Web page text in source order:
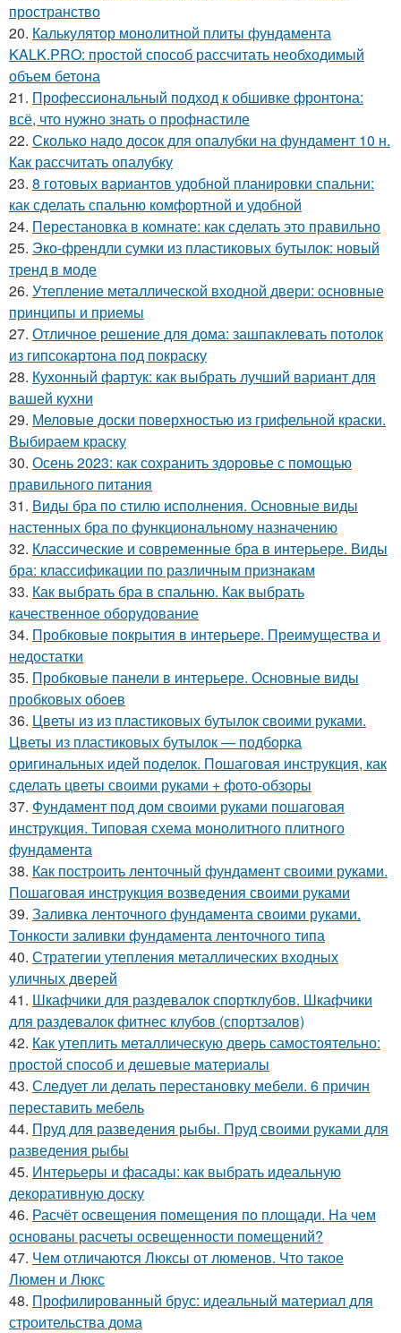
пространство
20. Калькулятор монолитной плиты фундамента
KALK.PRO: простой способ рассчитать необходимый
объем бетона
21. Профессиональный подход к обшивке фронтона:
всё, что нужно знать о профнастиле
22. Сколько надо досок для опалубки на фундамент 10 н.
Как рассчитать опалубку
23. 8 готовых вариантов удобной планировки спальни:
как сделать спальню комфортной и удобной
24. Перестановка в комнате: как сделать это правильно
25. Эко-френдли сумки из пластиковых бутылок: новый
тренд в моде
26. Утепление металлической входной двери: основные
принципы и приемы
27. Отличное решение для дома: зашпаклевать потолок
из гипсокартона под покраску
28. Кухонный фартук: как выбрать лучший вариант для
вашей кухни
29. Меловые доски поверхностью из грифельной краски.
Выбираем краску
30. Осень 2023: как сохранить здоровье с помощью
правильного питания
31. Виды бра по стилю исполнения. Основные виды
настенных бра по функциональному назначению
32. Классические и современные бра в интерьере. Виды
бра: классификации по различным признакам
33. Как выбрать бра в спальню. Как выбрать
качественное оборудование
34. Пробковые покрытия в интерьере. Преимущества и
недостатки
35. Пробковые панели в интерьере. Основные виды
пробковых обоев
36. Цветы из из пластиковых бутылок своими руками.
Цветы из пластиковых бутылок — подборка
оригинальных идей поделок. Пошаговая инструкция, как
сделать цветы своими руками + фото-обзоры
37. Фундамент под дом своими руками пошаговая
инструкция. Типовая схема монолитного плитного
фундамента
38. Как построить ленточный фундамент своими руками.
Пошаговая инструкция возведения своими руками
39. Заливка ленточного фундамента своими руками.
Тонкости заливки фундамента ленточного типа
40. Стратегии утепления металлических входных
уличных дверей
41. Шкафчики для раздевалок спортклубов. Шкафчики
для раздевалок фитнес клубов (спортзалов)
42. Как утеплить металлическую дверь самостоятельно:
простой способ и дешевые материалы
43. Следует ли делать перестановку мебели. 6 причин
переставить мебель
44. Пруд для разведения рыбы. Пруд своими руками для
разведения рыбы
45. Интерьеры и фасады: как выбрать идеальную
декоративную доску
46. Расчёт освещения помещения по площади. На чем
основаны расчеты освещенности помещений?
47. Чем отличаются Люксы от люменов. Что такое
Люмен и Люкс
48. Профилированный брус: идеальный материал для
строительства дома